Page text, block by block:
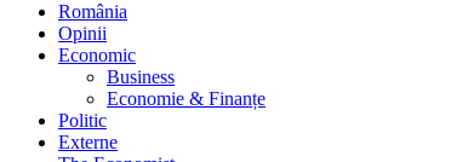
România
Opinii
Economic
Business
Economie & Finanțe
Politic
Externe